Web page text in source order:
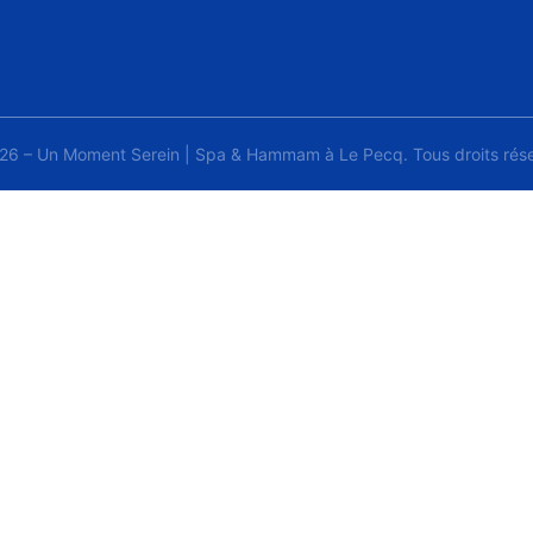
– Un Moment Serein | Spa & Hammam à Le Pecq. Tous droits